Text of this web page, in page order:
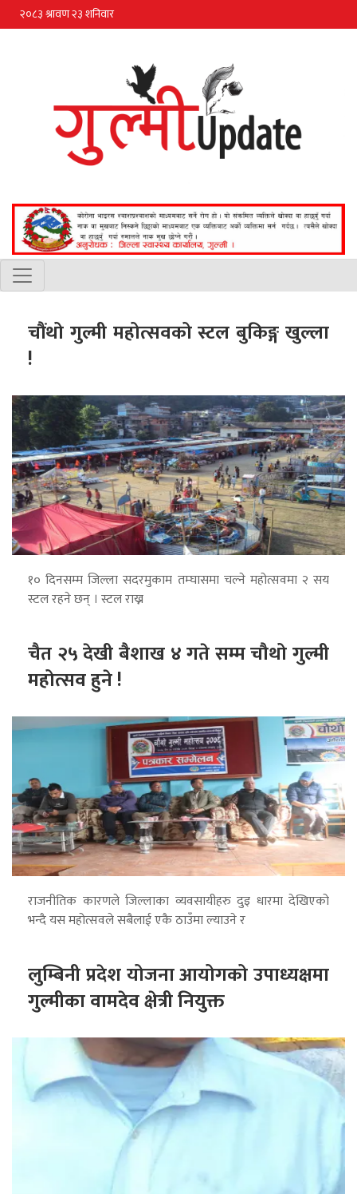
चौंथो गुल्मी महोत्सवको स्टल बुकिङ्ग खुल्ला
!
१० दिनसम्म जिल्ला सदरमुकाम तम्घासमा चल्ने महोत्सवमा २ सय
स्टल रहने छन् । स्टल राख्न
चैत २५ देखी बैशाख ४ गते सम्म चौथो गुल्मी
महोत्सव हुने !
राजनीतिक कारणले जिल्लाका व्यवसायीहरु दुइ धारमा देखिएको
भन्दै यस महोत्सवले सबैलाई एकै ठाउँमा ल्याउने र
लुम्बिनी प्रदेश योजना आयोगको उपाध्यक्षमा
गुल्मीका वामदेव क्षेत्री नियुक्त